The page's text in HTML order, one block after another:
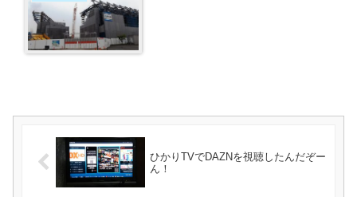
ひかりTVでDAZNを視聴したんだぞー
ん！